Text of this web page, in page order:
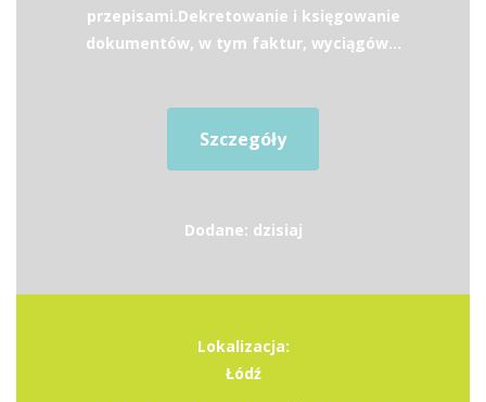
przepisami.Dekretowanie i księgowanie
dokumentów, w tym faktur, wyciągów...
Szczegóły
Dodane: dzisiaj
Lokalizacja:
Łódź